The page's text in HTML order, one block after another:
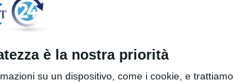
è la nostra priorità
su un dispositivo, come i cookie, e trattiamo